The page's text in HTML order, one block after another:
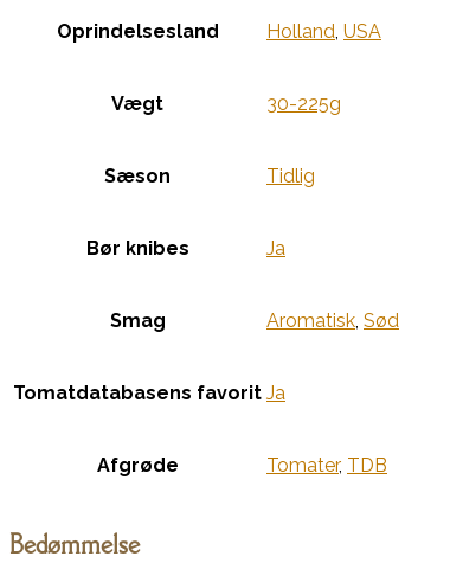
Oprindelsesland Holland, USA
Vægt 30-225g
Sæson Tidlig
Bør knibes Ja
Smag Aromatisk, Sød
Tomatdatabasens favorit Ja
Afgrøde Tomater, TDB
Bedømmelse